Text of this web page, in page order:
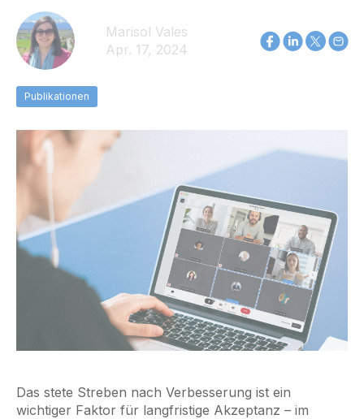
Marisol Vales
Apr. 17, 2024
Publikationen
Das stete Streben nach Verbesserung ist ein
wichtiger Faktor für langfristige Akzeptanz – im